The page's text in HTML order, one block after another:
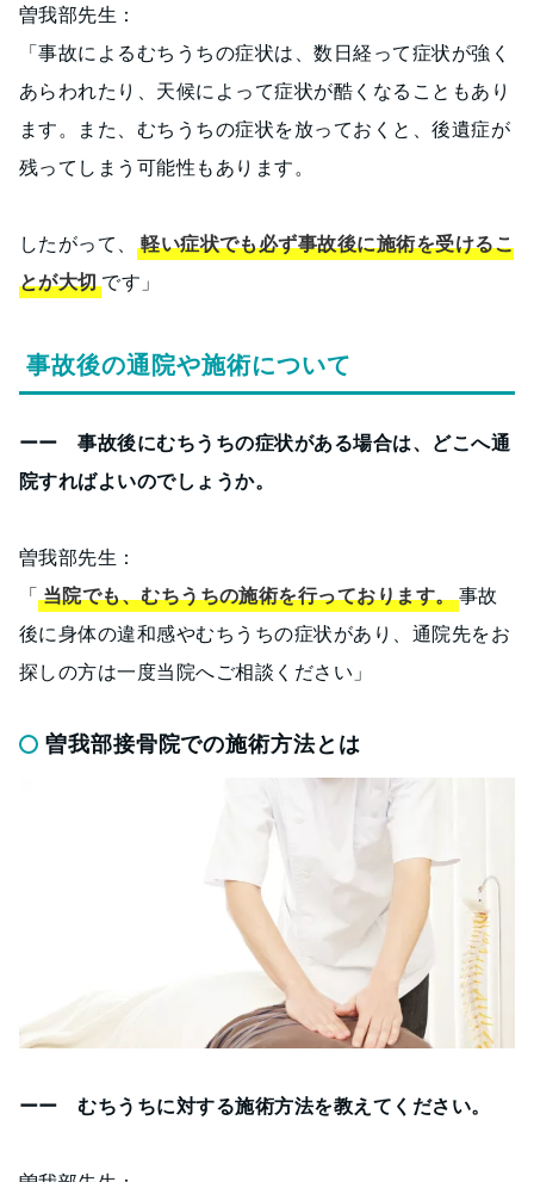
曽我部先生：
「事故によるむちうちの症状は、数日経って症状が強く
あらわれたり、天候によって症状が酷くなることもあり
ます。また、むちうちの症状を放っておくと、後遺症が
残ってしまう可能性もあります。
したがって、
軽い症状でも必ず事故後に施術を受けるこ
とが大切 です」
事故後の通院や施術について
ーー 事故後にむちうちの症状がある場合は、どこへ通
院すればよいのでしょうか。
曽我部先生：
「当院でも、むちうちの施術を行っております。事故
後に身体の違和感やむちうちの症状があり、通院先をお
探しの方は一度当院へご相談ください」
曽我部接骨院での施術方法とは
ーー むちうちに対する施術方法を教えてください。